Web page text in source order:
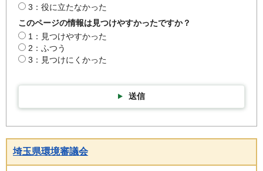
3：役に立たなかった
このページの情報は見つけやすかったですか？
1：見つけやすかった
2：ふつう
3：見つけにくかった
送信
埼玉県環境審議会